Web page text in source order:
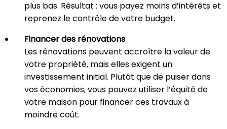
plus bas. Résultat : vous payez moins d’intérêts et
reprenez le contrôle de votre budget.
Financer des rénovations
Les rénovations peuvent accroître la valeur de
votre propriété, mais elles exigent un
investissement initial. Plutôt que de puiser dans
vos économies, vous pouvez utiliser l’équité de
votre maison pour financer ces travaux à
moindre coût.